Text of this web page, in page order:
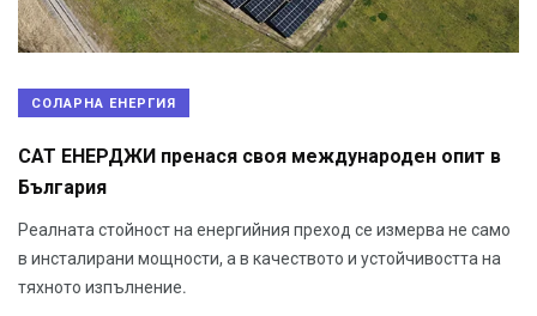
СОЛАРНА ЕНЕРГИЯ
САТ ЕНЕРДЖИ пренася своя международен опит в
България
Реалната стойност на енергийния преход се измерва не само
в инсталирани мощности, а в качеството и устойчивостта на
тяхното изпълнение.